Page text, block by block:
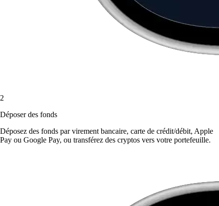
2
Déposer des fonds
Déposez des fonds par virement bancaire, carte de crédit/débit, Apple
Pay ou Google Pay, ou transférez des cryptos vers votre portefeuille.